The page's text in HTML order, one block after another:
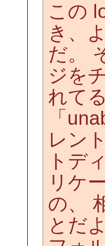
この
き、
だ。
ジを
れて
「
レン
トデ
リケ
の、
とだ